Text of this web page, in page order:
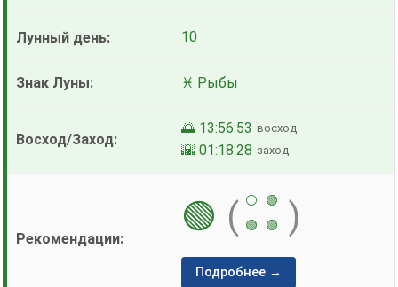
10
♓ Рыбы
🌅 13:56:53 восход
🌇 01:18:28 заход
🟢 ( ⚪
🟢
🟢
🟢 )
Подробнее →